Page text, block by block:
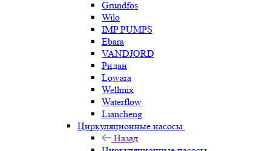
Grundfos
Wilo
IMP PUMPS
Ebara
VANDJORD
Ридан
Lowara
Wellmix
Waterflow
Liancheng
Циркуляционные насосы
Назад